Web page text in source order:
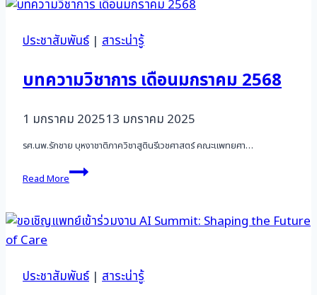
2569
ประชาสัมพันธ์| สาระน่ารู้
บทความวิชาการ เดือนมกราคม 2568
1 มกราคม 202513 มกราคม 2025
รศ.นพ.รักชาย บุหงาชาติภาควิชาสูตินรีเวชศาสตร์ คณะแพทยศา…
Read More
บทความ
วิชาการ
2568
ประชาสัมพันธ์| สาระน่ารู้